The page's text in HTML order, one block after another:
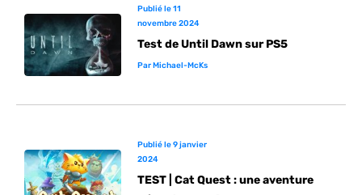
Publié le11
novembre 2024
Test de Until Dawn sur PS5
ParMichael-McKs
Publié le9 janvier
2024
TEST | Cat Quest : une aventure